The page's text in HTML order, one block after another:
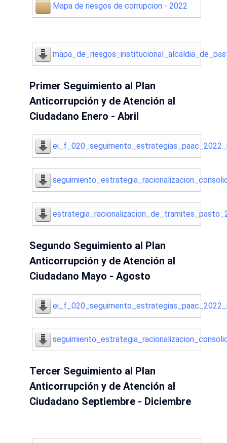
Mapa de riesgos de corrupcion - 2022
Primer Seguimiento al Plan
Anticorrupción y de Atención al
Ciudadano Enero - Abril
Segundo Seguimiento al Plan
Anticorrupción y de Atención al
Ciudadano Mayo - Agosto
Tercer Seguimiento al Plan
Anticorrupción y de Atención al
Ciudadano Septiembre - Diciembre